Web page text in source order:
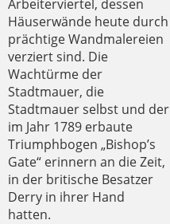
Arbeiterviertel, dessen
Häuserwände heute durch
prächtige Wandmalereien
verziert sind. Die
Wachtürme der
Stadtmauer, die
Stadtmauer selbst und der
im Jahr 1789 erbaute
Triumphbogen „Bishop’s
Gate“ erinnern an die Zeit,
in der britische Besatzer
Derry in ihrer Hand
hatten.